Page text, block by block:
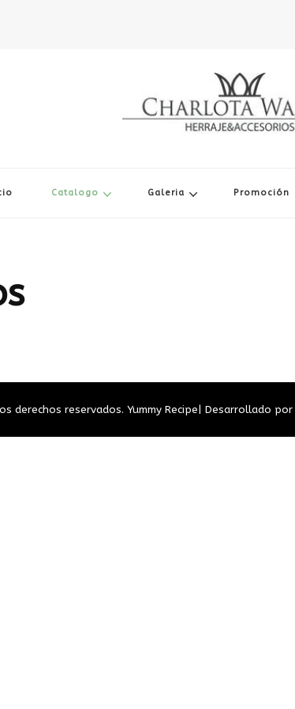
Catalogo Galeria Promoción
derechos reservados. Yummy Recipe| Desarrollado por